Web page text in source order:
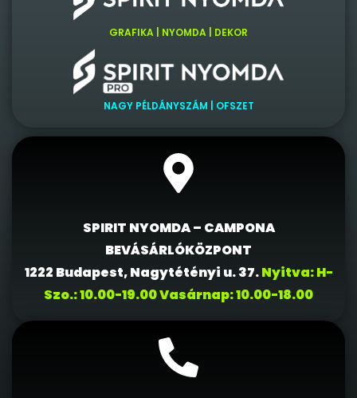
GRAFIKA | NYOMDA | DEKOR
NAGY PÉLDÁNYSZÁM | OFSZET
SPIRIT NYOMDA – CAMPONA
BEVÁSÁRLÓKÖZPONT
1222 Budapest, Nagytétényi u. 37.Nyitva: H-
Szo.: 10.00-19.00 Vasárnap: 10.00-18.00